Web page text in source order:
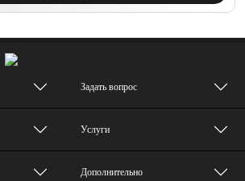
Задать вопрос
Услуги
Дополнительно